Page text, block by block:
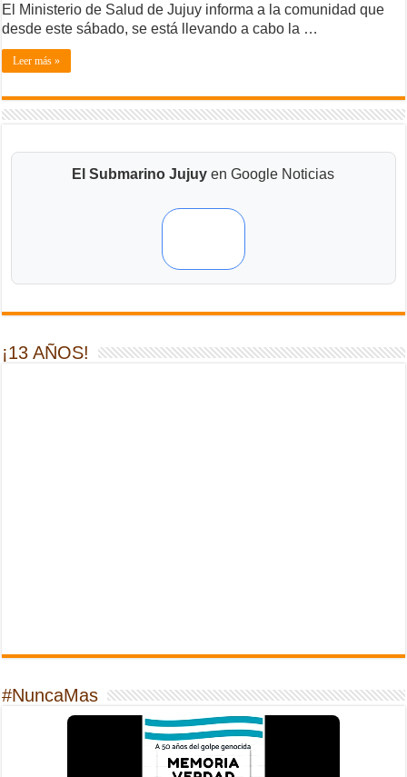
El Ministerio de Salud de Jujuy informa a la comunidad que
desde este sábado, se está llevando a cabo la …
Leer más »
El Submarino Jujuy en Google Noticias
¡13 AÑOS!
#NuncaMas